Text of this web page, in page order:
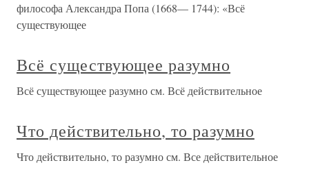
философа Александра Попа (1668— 1744): «Всё
существующее
Всё существующее разумно
Всё существующее разумно см. Всё действительное
Что действительно, то разумно
Что действительно, то разумно см. Все действительное